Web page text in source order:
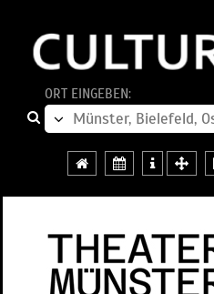
ORT EINGEBEN: